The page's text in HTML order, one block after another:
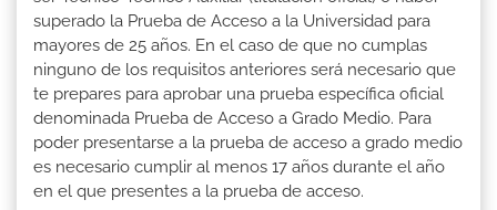
superado la Prueba de Acceso a la Universidad para
mayores de 25 años. En el caso de que no cumplas
ninguno de los requisitos anteriores será necesario que
te prepares para aprobar una prueba específica oficial
denominada Prueba de Acceso a Grado Medio. Para
poder presentarse a la prueba de acceso a grado medio
es necesario cumplir al menos 17 años durante el año
en el que presentes a la prueba de acceso.